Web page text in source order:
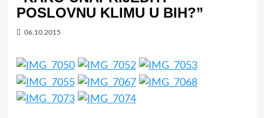
POSLOVNU KLIMU U BIH?”
06.10.2015